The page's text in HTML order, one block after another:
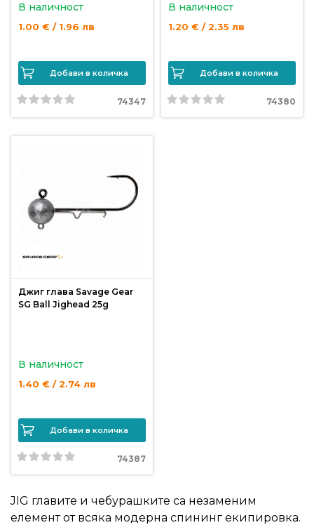
Сонари
За
Контакти
доставка
Условия
Политика
за
Политика
за
използване
на
“бисквитки”
(Cookie)
В наличност
1.00 € / 1.96 лв
Добави в количка
74347
В наличност
1.20 € / 2.35 лв
Добави в количка
74380
Джиг глава Savage Gear
SG Ball Jighead 25g
В наличност
1.40 € / 2.74 лв
Добави в количка
74387
JIG главите и чебурашките са незаменим
елемент от всяка модерна спининг екипировка.